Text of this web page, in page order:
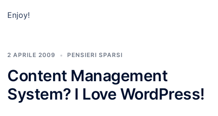
Enjoy!
2 APRILE 2009 PENSIERI SPARSI
Content Management
System? I Love WordPress!